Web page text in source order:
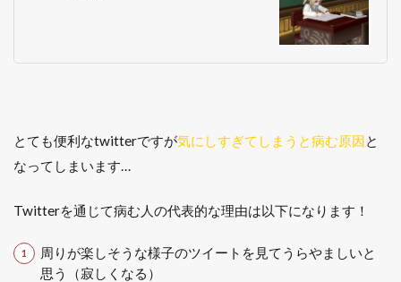
とても便利なtwitterですが気にしすぎてしまうと病む原因と
なってしまいます…
Twitterを通じて病む人の代表的な理由は以下になります！
周りが楽しそうな様子のツイートを見てうらやましいと
思う（寂しくなる）